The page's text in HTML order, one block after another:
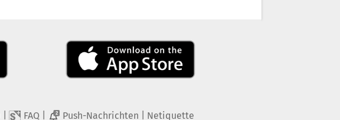
FAQ 2 Push-Nachrichten Netiquette